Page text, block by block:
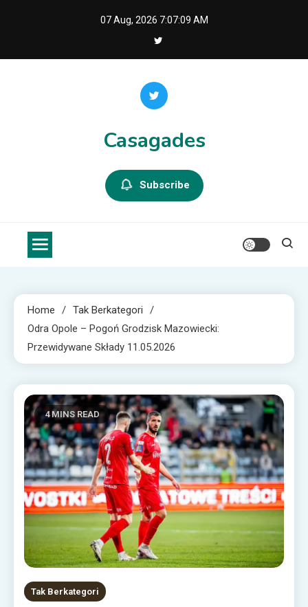
07 Aug, 2026 7:07:10 AM
Casagades
Subscribe
Home
Tak Berkategori
Odra Opole – Pogoń Grodzisk Mazowiecki:
Przewidywane Składy 11.05.2026
4 MINS READ
Tak Berkategori